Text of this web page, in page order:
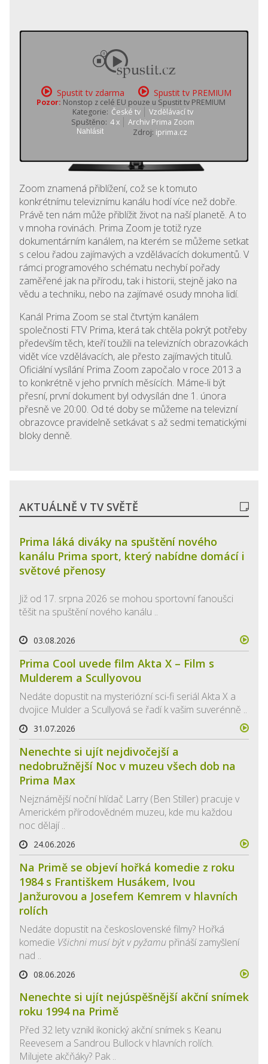
Spustit tv zdarma Spustit tv PREMIUM
Pozor: Nonstop z celé EU pouze u Spustit tv PREMIUM
Kategorie: České tv
Vzdělávací tv
Spuštěno: 4 x Archiv Prima Zoom
Nahlásit Zdroj: iprima.cz
Zoom znamená přiblížení, což se k tomuto
konkrétnímu televiznímu kanálu hodí více než dobře.
Právě ten nám může přiblížit život na naší planetě. A to
v mnoha rovinách. Prima Zoom je totiž ryze
dokumentárním kanálem, na kterém se můžeme setkat
s celou řadou zajímavých a vzdělávacích dokumentů. V
rámci programového schématu nechybí pořady
zaměřené jak na přírodu, tak i historii, stejně jako na
vědu a techniku, nebo na zajímavé osudy mnoha lidí.
Kanál Prima Zoom se stal čtvrtým kanálem
společnosti FTV Prima, která tak chtěla pokrýt potřeby
především těch, kteří toužili na televizních obrazovkách
vidět více vzdělávacích, ale přesto zajímavých titulů.
Oficiální vysílání Prima Zoom započalo v roce 2013 a
to konkrétně v jeho prvních měsících. Máme-li být
přesní, první dokument byl odvysílán dne 1. února
přesně ve 20:00. Od té doby se můžeme na televizní
obrazovce pravidelně setkávat s až sedmi tematickými
bloky denně.
AKTUÁLNĚ V TV SVĚTĚ
Prima láká diváky na spuštění nového
kanálu Prima sport, který nabídne domácí i
světové přenosy
Již od 17. srpna 2026 se mohou sportovní fanoušci
těšit na spuštění nového kanálu ..
03.08.2026
Prima Cool uvede film Akta X – Film s
Mulderem a Scullyovou
Nedáte dopustit na mysteriózní sci-fi seriál Akta X a
dvojice Mulder a Scullyová se řadí k vašim suverénně ..
31.07.2026
Nenechte si ujít nejdivočejší a
nedobružnější Noc v muzeu všech dob na
Prima Max
Nejznámější noční hlídač Larry (Ben Stiller) pracuje v
Americkém přírodovědném muzeu, kde mu každou
noc dělají ..
24.06.2026
Na Primě se objeví hořká komedie z roku
1984 s Františkem Husákem, Ivou
Janžurovou a Josefem Kemrem v hlavních
rolích
Nedáte dopustit na československé filmy? Hořká
komedie Všichni musí být v pyžamu přináší zamyšlení
nad ..
08.06.2026
Nenechte si ujít nejúspěšnější akční snímek
roku 1994 na Primě
Před 32 lety vznikl ikonický akční snímek s Keanu
Reevesem a Sandrou Bullock v hlavních rolích.
Milujete akčňáky? Pak ..